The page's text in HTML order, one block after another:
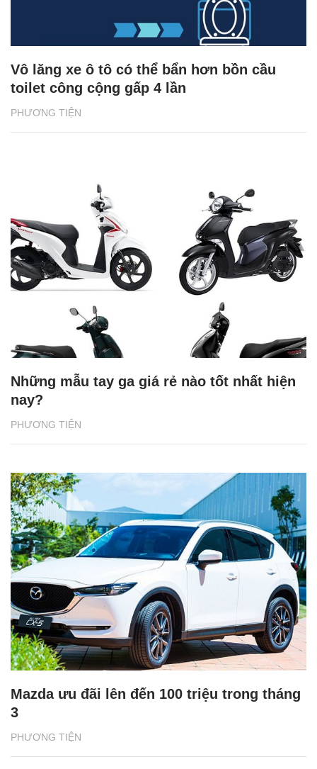
PHƯƠNG TIỆN
Vô lăng xe ô tô có thể bẩn hơn bồn cầu
toilet công cộng gấp 4 lần
PHƯƠNG TIỆN
Những mẫu tay ga giá rẻ nào tốt nhất hiện
nay?
PHƯƠNG TIỆN
Mazda ưu đãi lên đến 100 triệu trong tháng
3